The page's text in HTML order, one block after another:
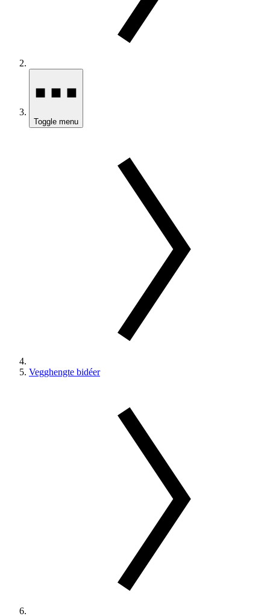
Toggle menu
Vegghengte bidéer